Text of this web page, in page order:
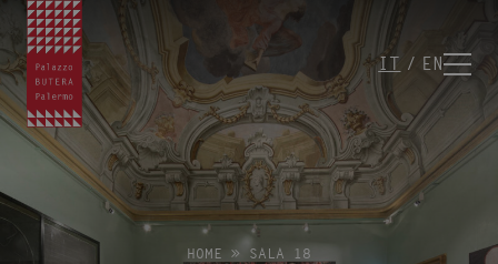
IT EN
HOME » SALA 18